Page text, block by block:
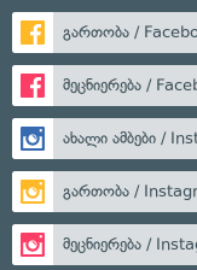
გართობა /
მეცნიერება /
ახალი ამბები /
გართობა /
მეცნიერება /